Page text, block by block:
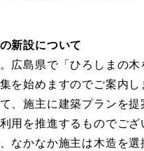
新設について
広島県で「ひろしまの
を始めますのでご案内
、施主に建築プランを
用を推進するものでご
なかなか施主は木造を